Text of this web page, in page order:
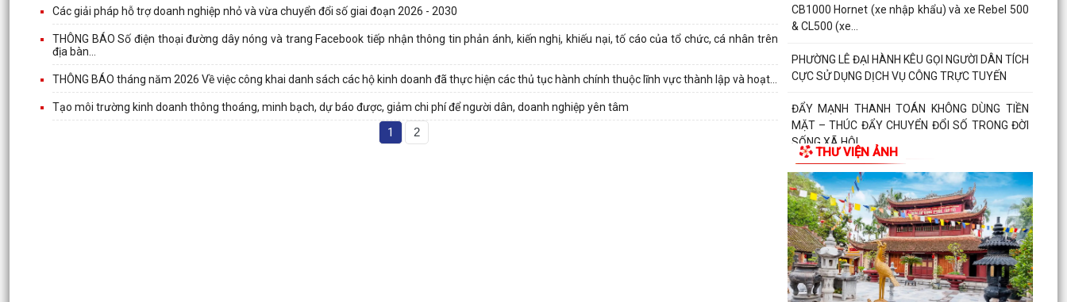
Các giải pháp hỗ trợ doanh nghiệp nhỏ và vừa chuyển đổi số giai đoạn 2026 - 2030
THÔNG BÁO Số điện thoại đường dây nóng và trang Facebook tiếp nhận thông tin phản ánh, kiến nghị, khiếu nại, tố cáo của tổ chức, cá nhân trên
địa bàn...
THÔNG BÁO tháng năm 2026 Về việc công khai danh sách các hộ kinh doanh đã thực hiện các thủ tục hành chính thuộc lĩnh vực thành lập và hoạt...
Tạo môi trường kinh doanh thông thoáng, minh bạch, dự báo được, giảm chi phí để người dân, doanh nghiệp yên tâm
1 2
CB1000 Hornet (xe nhập khẩu) và xe Rebel 500
& CL500 (xe...
PHƯỜNG LÊ ĐẠI HÀNH KÊU GỌI NGƯỜI DÂN TÍCH
CỰC SỬ DỤNG DỊCH VỤ CÔNG TRỰC TUYẾN
ĐẨY MẠNH THANH TOÁN KHÔNG DÙNG TIỀN
MẶT – THÚC ĐẨY CHUYỂN ĐỔI SỐ TRONG ĐỜI
SỐNG XÃ HỘI
V/v triển khai hoạt động hưởng ứng “Ngày thế
giới phòng, chống mua bán người” và “Ngày
toàn dân...
Kế hoạch triển khai cài đặt, sử dụng ứng dựng
eTax mobile phục vụ nộp thuế sử dụng đất phi
nông...
THƯ VIỆN ẢNH